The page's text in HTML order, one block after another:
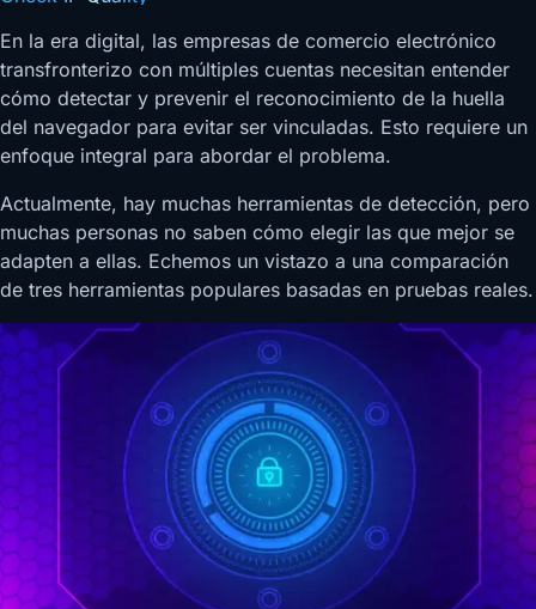
En la era digital, las empresas de comercio electrónico
transfronterizo con múltiples cuentas necesitan entender
cómo detectar y prevenir el reconocimiento de la huella
del navegador para evitar ser vinculadas. Esto requiere un
enfoque integral para abordar el problema.
Actualmente, hay muchas herramientas de detección, pero
muchas personas no saben cómo elegir las que mejor se
adapten a ellas. Echemos un vistazo a una comparación
de tres herramientas populares basadas en pruebas reales.